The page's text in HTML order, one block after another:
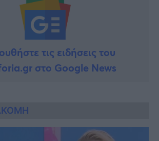
τις ειδήσεις του
στο Google News